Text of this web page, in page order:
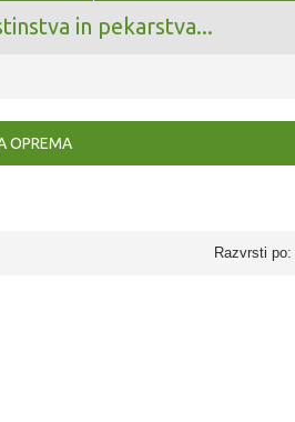
in pekarstva...
OPREMA
Razvrsti po: